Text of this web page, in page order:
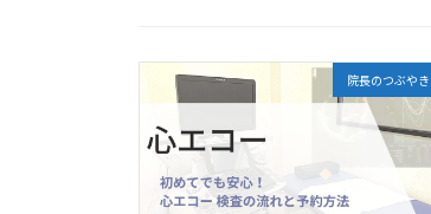
院長のつぶやき